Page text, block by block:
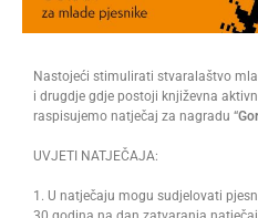
Nastojeći stimulirati stvaralaštvo
i drugdje gdje postoji književna
raspisujemo natječaj za nagradu “
UVJETI NATJEČAJA:
1. U natječaju mogu sudjelovati